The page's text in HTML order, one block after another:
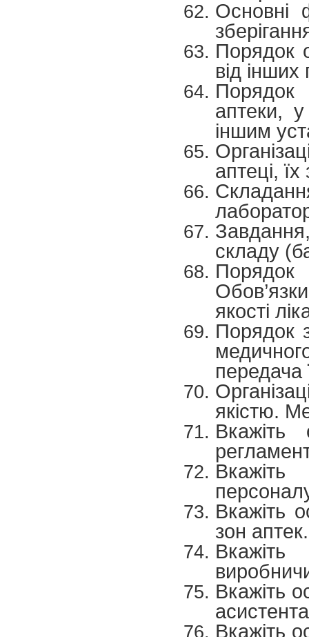
Основні
Порядок
від інших
Порядок
аптеки,
іншим
аптеці,
складу
Порядок
якості
Порядок
передача
якістю.
Вкажіть
Вкажіть
Вкажіть
зон аптек.
Вкажіть
Вкажіть